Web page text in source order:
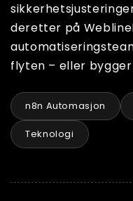
deretter på
flyten – eller
n8n Automasjon
Teknologi